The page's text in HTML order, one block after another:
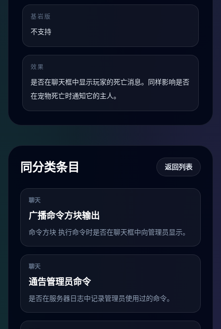
基岩版
不支持
效果
是否在聊天框中显示玩家的死亡消息。同样影响是否
在宠物死亡时通知它的主人。
同分类条目 返回列表
聊天
广播命令方块输出
命令方块 执行命令时是否在聊天框中向管理员显示。
聊天
通告管理员命令
是否在服务器日志中记录管理员使用过的命令。